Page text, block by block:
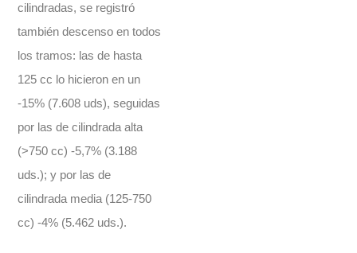
cilindradas, se registró
también descenso en todos
los tramos: las de hasta
125 cc lo hicieron en un
-15% (7.608 uds), seguidas
por las de cilindrada alta
(>750 cc) -5,7% (3.188
uds.); y por las de
cilindrada media (125-750
cc) -4% (5.462 uds.).